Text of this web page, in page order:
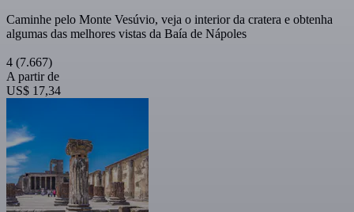
Caminhe pelo Monte Vesúvio, veja o interior da cratera e obtenha
algumas das melhores vistas da Baía de Nápoles
4 (7.667)
A partir de
US$ 17,34